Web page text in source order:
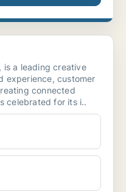
is a leading creative
experience, customer
connected
celebrated for its i..